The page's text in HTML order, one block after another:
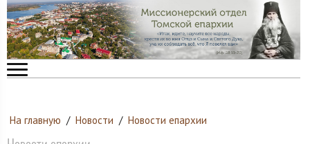
На главную / Новости / Новости епархии